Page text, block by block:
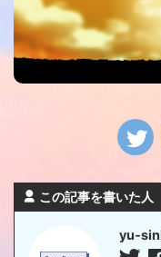
この記事を書いた人
yu-